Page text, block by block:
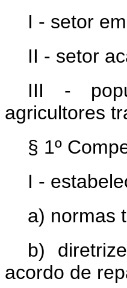
I - setor
II - setor
III -
agricultores
§ 1º
I -
a) normas
b)
acordo de